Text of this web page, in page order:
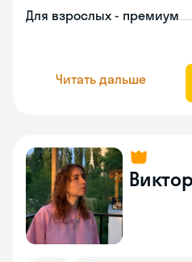
Для взрослых - премиум
Читать дальше